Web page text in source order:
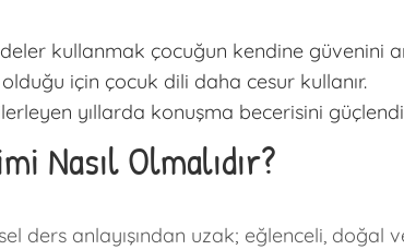
kullanmak çocuğun kendine güvenini
için çocuk dili daha cesur kullanır.
yıllarda konuşma becerisini
Nasıl Olmalıdır?
ders anlayışından uzak; eğlenceli, doğal